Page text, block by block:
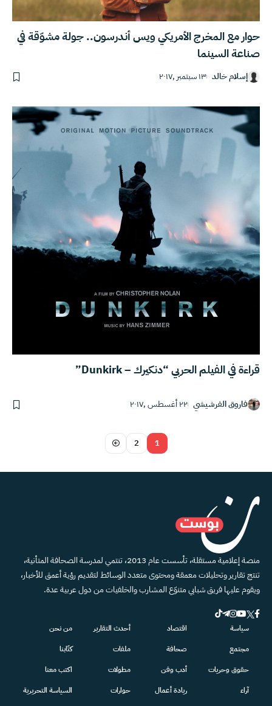
حوار مع المخرج الأمريكي ويس أندرسون.. جولة مشوّقة في
صناعة السينما
إسلام خالد ١٣ سبتمبر ,٢٠١٧
قراءة في الفيلم الحربي “دنكيرك – Dunkirk”
فاروق الفرشيشي ٢٢ أغسطس ,٢٠١٧
1
2
منصة إعلامية مستقلة، تأسست عام 2013، تنتمي لمدرسة الصحافة المتأنية،
تنتج تقارير وتحليلات معمقة ومحتوى متعدد الوسائط لتقديم رؤية أعمق للأخبار،
ويقوم عليها فريق شبابي متنوّع المشارب والخلفيات من دول عربية عدة.
سياسة
مجتمع
حقوق وحريات
آراء
اقتصاد
صحافة
أدب وفن
ريادة أعمال
أحدث التقارير
ملفات
مطولات
حوارات
من نحن
كتّابنا
اكتب معنا
السياسة التحريرية